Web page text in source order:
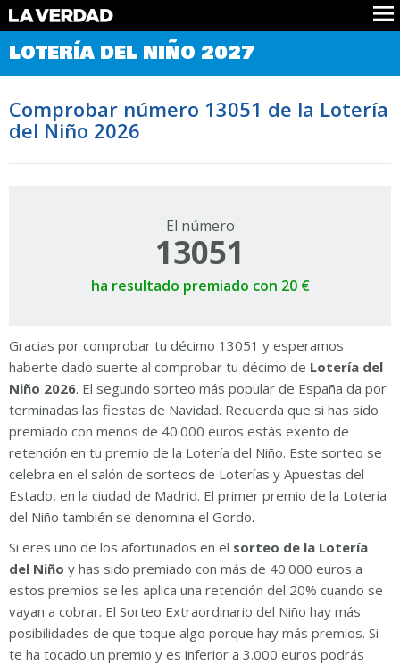
Comprobar Loteria del Niño
Premios
Noticias
Datos
Historia
LOTERÍA DEL NIÑO 2027
Comprobar número 13051 de la Lotería
del Niño 2026
El número
13051
ha resultado premiado con 20 €
Gracias por comprobar tu décimo 13051 y esperamos
haberte dado suerte al comprobar tu décimo de Lotería del
Niño 2026. El segundo sorteo más popular de España da por
terminadas las fiestas de Navidad. Recuerda que si has sido
premiado con menos de 40.000 euros estás exento de
retención en tu premio de la Lotería del Niño. Este sorteo se
celebra en el salón de sorteos de Loterías y Apuestas del
Estado, en la ciudad de Madrid. El primer premio de la Lotería
del Niño también se denomina el Gordo.
Si eres uno de los afortunados en el sorteo de la Lotería
del Niño y has sido premiado con más de 40.000 euros a
estos premios se les aplica una retención del 20% cuando se
vayan a cobrar. El Sorteo Extraordinario del Niño hay más
posibilidades de que toque algo porque hay más premios. Si
te ha tocado un premio y es inferior a 3.000 euros podrás